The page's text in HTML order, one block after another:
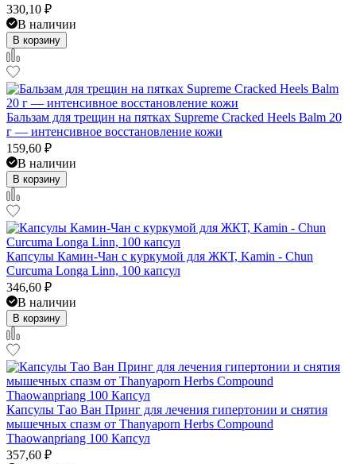
330,10 ₽
В наличии
В корзину
Бальзам для трещин на пятках Supreme Cracked Heels Balm 20
г — интенсивное восстановление кожи
159,60 ₽
В наличии
В корзину
Капсулы Камин-Чан с куркумой для ЖКТ, Kamin - Chun
Curcuma Longa Linn, 100 капсул
346,60 ₽
В наличии
В корзину
Капсулы Тао Ван Принг для лечения гипертонии и снятия
мышечных спазм от Thanyaporn Herbs Compound
Thaowanpriang 100 Капсул
357,60 ₽